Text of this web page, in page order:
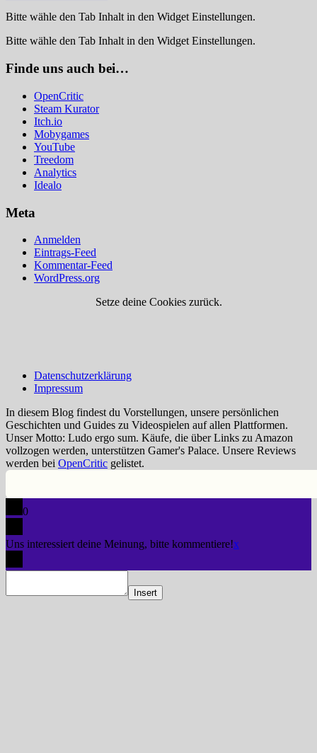
Bitte wähle den Tab Inhalt in den Widget Einstellungen.
Bitte wähle den Tab Inhalt in den Widget Einstellungen.
Finde uns auch bei…
OpenCritic
Steam Kurator
Itch.io
Mobygames
YouTube
Treedom
Analytics
Idealo
Meta
Anmelden
Eintrags-Feed
Kommentar-Feed
WordPress.org
Setze deine Cookies zurück.
Datenschutzerklärung
Impressum
In diesem Blog findest du Vorstellungen, unsere persönlichen
Geschichten und Guides zu Videospielen auf allen Plattformen.
Unser Motto: Ludo ergo sum. Käufe, die über Links zu Amazon
vollzogen werden, unterstützen Gamer's Palace. Unsere Reviews
werden bei OpenCritic gelistet.
0
Uns interessiert deine Meinung, bitte kommentiere!x
Insert